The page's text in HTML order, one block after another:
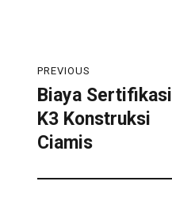
PREVIOUS
Biaya Sertifikasi
K3 Konstruksi
Ciamis